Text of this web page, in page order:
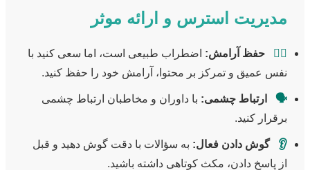
مدیریت استرس و ارائه موثر
🧘‍♀️ حفظ آرامش: اضطراب طبیعی است، اما سعی کنید با
نفس عمیق و تمرکز بر محتوا، آرامش خود را حفظ کنید.
🗣️ ارتباط چشمی: با داوران و مخاطبان ارتباط چشمی
برقرار کنید.
👂 گوش دادن فعال: به سؤالات با دقت گوش دهید و قبل
از پاسخ دادن، مکث کوتاهی داشته باشید.